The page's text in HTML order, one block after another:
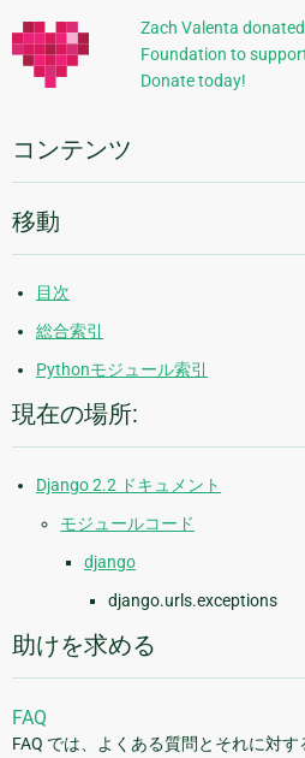
的
な
報
Zach Valenta
Foundation to
Donate today!
コンテンツ
移動
目次
総合索引
Pythonモジュール索引
現在の場所:
Django 2.2 ドキュメント
モジュールコード
django
django.urls.exceptions
助けを求める
FAQ
FAQ では、よくある質問とそれに対す